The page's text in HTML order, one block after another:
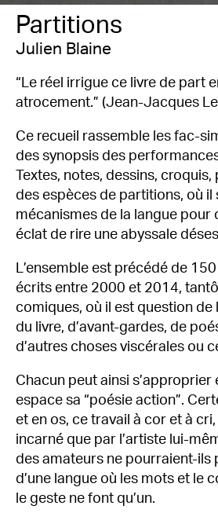
Partitions
Julien Blaine
“Le réel irrigue ce livre de part
atrocement.” (Jean-Jacques
Ce recueil rassemble les fac-
des synopsis des
Textes, notes, dessins,
des espèces de partitions, où il
mécanismes de la langue pour
éclat de rire une abyssale
L’ensemble est précédé de
écrits entre 2000 et 2014,
comiques, où il est question de
du livre, d’avant-gardes, de
d’autres choses viscérales ou
Chacun peut ainsi s’approprier
espace sa “poésie action”.
et en os, ce travail à cor et à
incarné que par l’artiste lui-
des amateurs ne pourraient-ils
d’une langue où les mots et le
le geste ne font qu’un.